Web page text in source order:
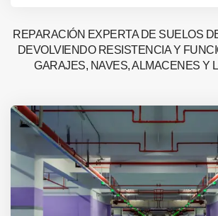
REPARACIÓN EXPERTA DE SUELOS
DEVOLVIENDO RESISTENCIA Y
GARAJES, NAVES, ALMACENES Y